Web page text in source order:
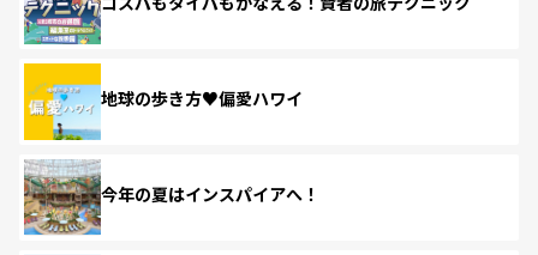
地球の歩き方♥偏愛ハワイ
今年の夏はインスパイアへ！